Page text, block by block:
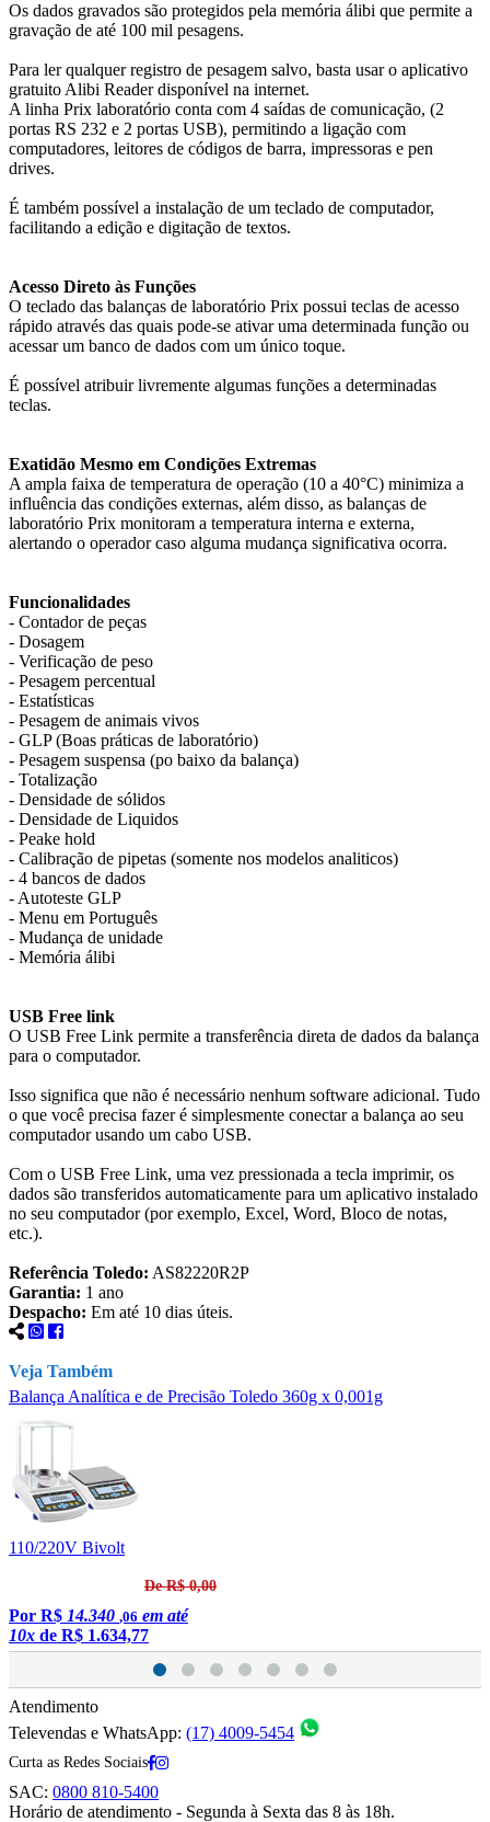
Os dados gravados são protegidos pela memória álibi que permite a
gravação de até 100 mil pesagens.
Para ler qualquer registro de pesagem salvo, basta usar o aplicativo
gratuito Alibi Reader disponível na internet.
A linha Prix laboratório conta com 4 saídas de comunicação, (2
portas RS 232 e 2 portas USB), permitindo a ligação com
computadores, leitores de códigos de barra, impressoras e pen
drives.
É também possível a instalação de um teclado de computador,
facilitando a edição e digitação de textos.
Acesso Direto às Funções
O teclado das balanças de laboratório Prix possui teclas de acesso
rápido através das quais pode-se ativar uma determinada função ou
acessar um banco de dados com um único toque.
É possível atribuir livremente algumas funções a determinadas
teclas.
Exatidão Mesmo em Condições Extremas
A ampla faixa de temperatura de operação (10 a 40°C) minimiza a
influência das condições externas, além disso, as balanças de
laboratório Prix monitoram a temperatura interna e externa,
alertando o operador caso alguma mudança significativa ocorra.
Funcionalidades
- Contador de peças
- Dosagem
- Verificação de peso
- Pesagem percentual
- Estatísticas
- Pesagem de animais vivos
- GLP (Boas práticas de laboratório)
- Pesagem suspensa (po baixo da balança)
- Totalização
- Densidade de sólidos
- Densidade de Liquidos
- Peake hold
- Calibração de pipetas (somente nos modelos analiticos)
- 4 bancos de dados
- Autoteste GLP
- Menu em Português
- Mudança de unidade
- Memória álibi
USB Free link
O USB Free Link permite a transferência direta de dados da balança
para o computador.
Isso significa que não é necessário nenhum software adicional. Tudo
o que você precisa fazer é simplesmente conectar a balança ao seu
computador usando um cabo USB.
Com o USB Free Link, uma vez pressionada a tecla imprimir, os
dados são transferidos automaticamente para um aplicativo instalado
no seu computador (por exemplo, Excel, Word, Bloco de notas,
etc.).
Referência Toledo: AS82220R2P
Garantia: 1 ano
Despacho: Em até 10 dias úteis.
Veja Também
Balança Analítica e de Precisão Toledo 360g x 0,001g
110/220V Bivolt
De R$ 0,00
Por R$ 14.340 ,06 em até
10x de R$ 1.634,77
Atendimento
Televendas e WhatsApp: (17) 4009-5454
Curta as Redes Sociais
SAC: 0800 810-5400
Horário de atendimento - Segunda à Sexta das 8 às 18h.